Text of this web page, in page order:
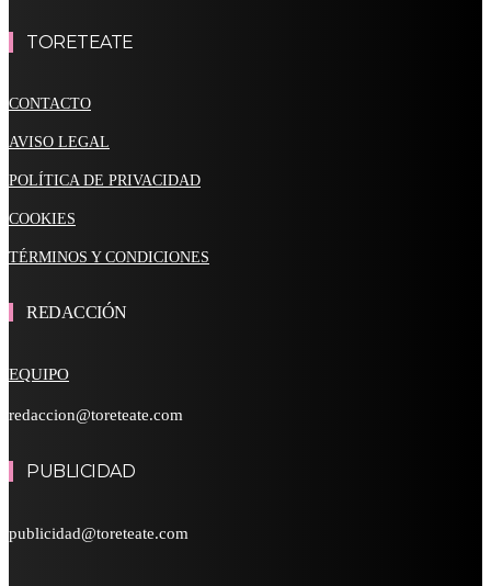
TORETEATE
CONTACTO
AVISO LEGAL
POLÍTICA DE PRIVACIDAD
COOKIES
TÉRMINOS Y CONDICIONES
REDACCIÓN
EQUIPO
redaccion@toreteate.com
PUBLICIDAD
publicidad@toreteate.com